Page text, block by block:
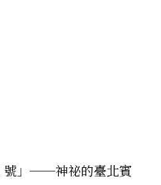
號」──神祕的臺北賓